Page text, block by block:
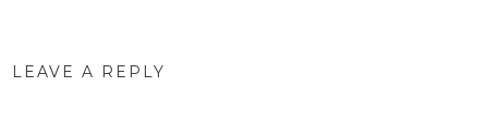
LEAVE A REPLY